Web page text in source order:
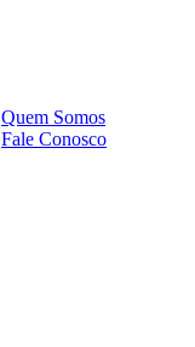
Quem Somos
Fale Conosco